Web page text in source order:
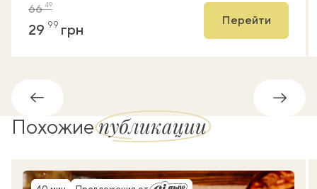
6649
29 99 грн
Перейти
Обратно
Похожиепубликации